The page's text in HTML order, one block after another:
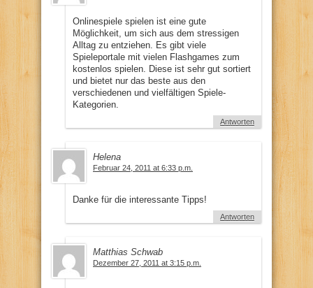
Onlinespiele spielen ist eine gute
Möglichkeit, um sich aus dem stressigen
Alltag zu entziehen. Es gibt viele
Spieleportale mit vielen Flashgames zum
kostenlos spielen. Diese ist sehr gut sortiert
und bietet nur das beste aus den
verschiedenen und vielfältigen Spiele-
Kategorien.
Antworten
Helena
Februar 24, 2011 at 6:33 p.m.
Danke für die interessante Tipps!
Antworten
Matthias Schwab
Dezember 27, 2011 at 3:15 p.m.